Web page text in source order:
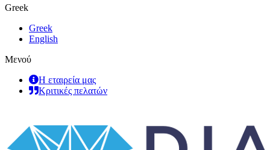
Greek
Greek
English
Μενού
Η εταιρεία μας
Κριτικές πελατών